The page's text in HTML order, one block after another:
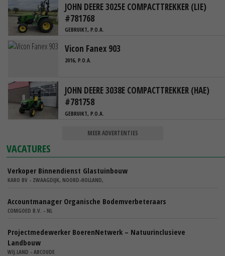
JOHN DEERE 3025E COMPACTTREKKER (LIE)
#781768
GEBRUIKT, P.O.A.
Vicon Fanex 903
2016, P.O.A.
JOHN DEERE 3038E COMPACTTREKKER (HAE)
#781758
GEBRUIKT, P.O.A.
MEER ADVERTENTIES
VACATURES
Verkoper Binnendienst Glastuinbouw
KARO BV - ZWAAGDIJK, NOORD-HOLLAND,
Accountmanager Organische Bodemverbeteraars
COMGOED B.V. - NL
Projectmedewerker BoerenNetwerk – Natuurinclusieve
Landbouw
WIJ.LAND - ABCOUDE